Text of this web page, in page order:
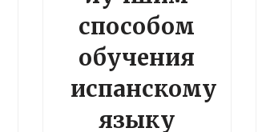
способом
обучения
испанскому
языку